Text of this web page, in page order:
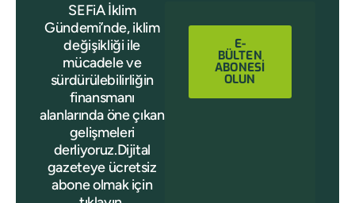
SEFiA İklim
Gündemi’nde, iklim
değişikliği ile
mücadele ve
sürdürülebilirliğin
finansmanı
alanlarında öne çıkan
gelişmeleri
derliyoruz.Dijital
gazeteye ücretsiz
abone olmak için
E-
BÜLTEN
ABONESİ
OLUN